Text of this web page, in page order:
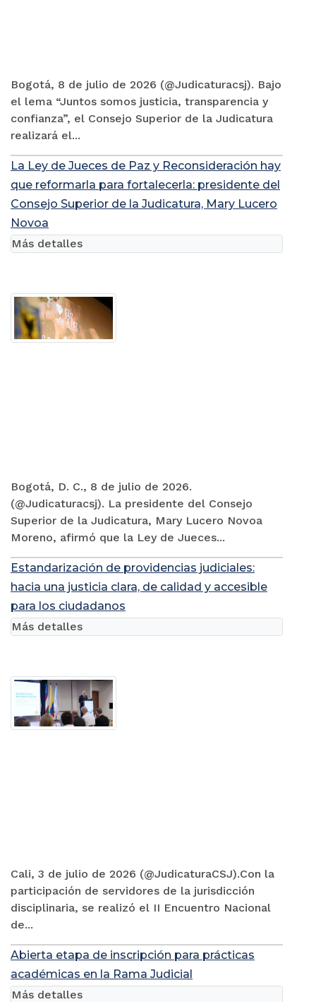
Bogotá, 8 de julio de 2026 (@Judicaturacsj). Bajo
el lema “Juntos somos justicia, transparencia y
confianza”, el Consejo Superior de la Judicatura
realizará el...
La Ley de Jueces de Paz y Reconsideración hay
que reformarla para fortalecerla: presidente del
Consejo Superior de la Judicatura, Mary Lucero
Novoa
Bogotá, D. C., 8 de julio de 2026.
(@Judicaturacsj). La presidente del Consejo
Superior de la Judicatura, Mary Lucero Novoa
Moreno, afirmó que la Ley de Jueces...
Más detalles
Estandarización de providencias judiciales:
hacia una justicia clara, de calidad y accesible
para los ciudadanos
Cali, 3 de julio de 2026 (@JudicaturaCSJ).Con la
participación de servidores de la jurisdicción
disciplinaria, se realizó el II Encuentro Nacional
de...
Más detalles
Abierta etapa de inscripción para prácticas
académicas en la Rama Judicial
Más detalles